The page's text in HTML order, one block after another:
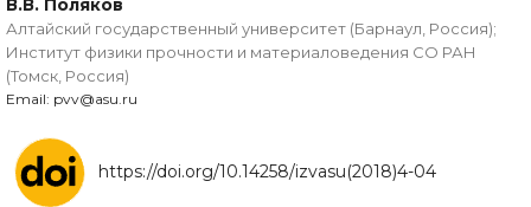
В.В. Поляков
Алтайский государственный университет (Барнаул, Россия);
Институт физики прочности и материаловедения СО РАН
(Томск, Россия)
Email: pvv@asu.ru
https://doi.org/10.14258/izvasu(2018)4-04